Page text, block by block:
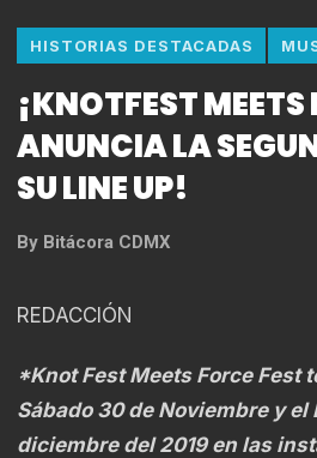
HISTORIAS DESTACADAS
¡KNOTFEST MEETS
ANUNCIA LA
SU LINE UP!
By Bitácora CDMX
REDACCIÓN
*Knot Fest Meets Force Fest
Sábado 30 de Noviembre y el
diciembre del 2019 en las